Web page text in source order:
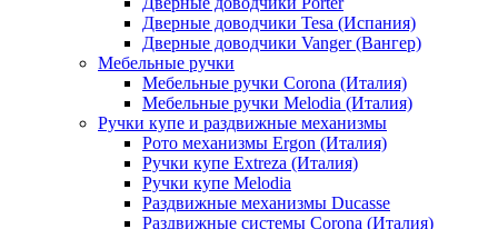
Дверные доводчики Tesa (Испания)
Дверные доводчики Vanger (Вангер)
Мебельные ручки
Мебельные ручки Corona (Италия)
Мебельные ручки Melodia (Италия)
Ручки купе и раздвижные механизмы
Рото механизмы Ergon (Италия)
Ручки купе Extreza (Италия)
Ручки купе Melodia
Раздвижные механизмы Ducasse
Раздвижные системы Corona (Италия)